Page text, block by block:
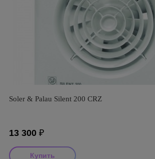
Soler & Palau Silent 200 CRZ
13 300 ₽